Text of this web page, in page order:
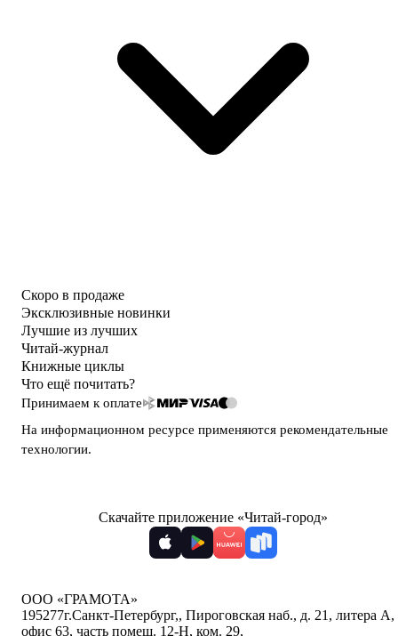
Скоро в продаже
Эксклюзивные новинки
Лучшие из лучших
Читай-журнал
Книжные циклы
Что ещё почитать?
Принимаем к оплате
На информационном ресурсе применяются рекомендательные
технологии.
Скачайте приложение «Читай-город»
ООО «ГРАМОТА»
195277г.Санкт-Петербург,, Пироговская наб., д. 21, литера А,
офис 63, часть помещ. 12-Н, ком. 29,